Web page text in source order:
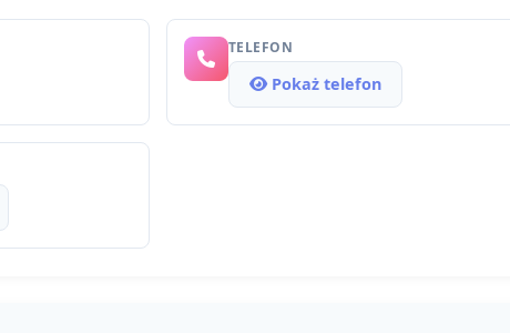
TELEFON
Pokaż telefon